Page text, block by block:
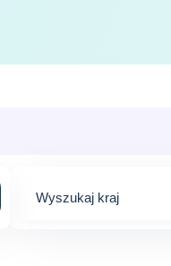
Wyszukaj kraj